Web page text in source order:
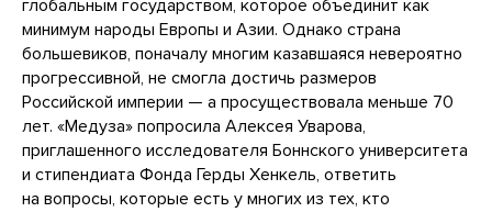
глобальным государством, которое объединит как
минимум народы Европы и Азии. Однако страна
большевиков, поначалу многим казавшаяся невероятно
прогрессивной, не смогла достичь размеров
Российской империи — а просуществовала меньше 70
лет. «Медуза» попросила Алексея Уварова,
приглашенного исследователя Боннского университета
и стипендиата Фонда Герды Хенкель, ответить
на вопросы, которые есть у многих из тех, кто